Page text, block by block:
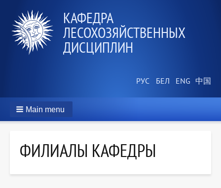
КАФЕДРА
ЛЕСОХОЗЯЙСТВЕННЫХ
ДИСЦИПЛИН
Main menu
ФИЛИАЛЫ КАФЕДРЫ